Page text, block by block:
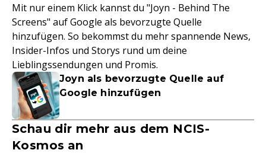
Mit nur einem Klick kannst du "Joyn - Behind The
Screens" auf Google als bevorzugte Quelle
hinzufügen. So bekommst du mehr spannende News,
Insider-Infos und Storys rund um deine
Lieblingssendungen und Promis.
Joyn als bevorzugte Quelle auf
Google hinzufügen
Schau dir mehr aus dem NCIS-
Kosmos an